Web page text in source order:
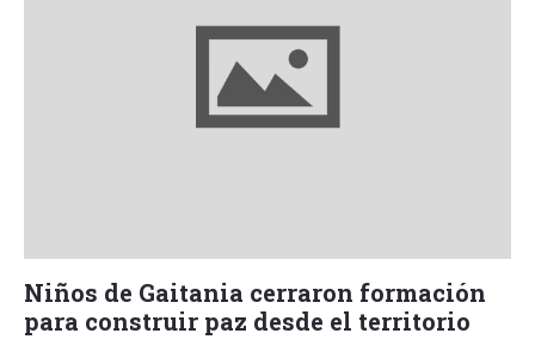
Niños de Gaitania cerraron formación
para construir paz desde el territorio